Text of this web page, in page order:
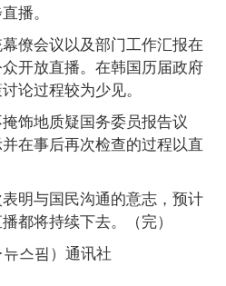
播。
僚会议以及部门工作汇报在
开放直播。在韩国历届政府
论过程较为少见。
饰地质疑国务委员报告议
在事后再次检查的过程以直
明与国民沟通的意志，预计
都将持续下去。（完）
스핌）通讯社